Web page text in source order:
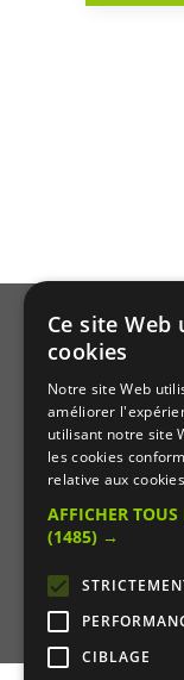
Manger
Cacher c'est
Liens utiles
Qui
Presse
Ce site Web
cookies
Notre site Web
améliorer
utilisant notre site
les cookies
relative aux
AFFICHER TOUS
(1485) →
CIBLAGE